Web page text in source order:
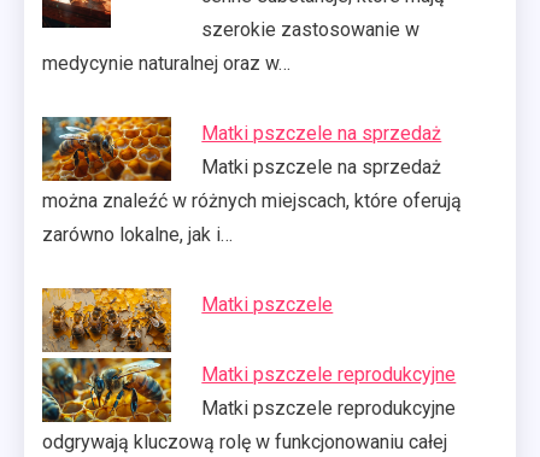
szerokie zastosowanie w
medycynie naturalnej oraz w…
Matki pszczele na sprzedaż
Matki pszczele na sprzedaż
można znaleźć w różnych miejscach, które oferują
zarówno lokalne, jak i…
Matki pszczele
Matki pszczele reprodukcyjne
Matki pszczele reprodukcyjne
odgrywają kluczową rolę w funkcjonowaniu całej